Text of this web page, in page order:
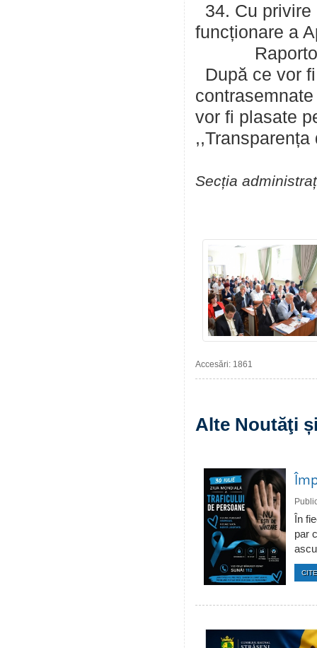
34. Cu privire
funcționare a
Raportor:
După ce vor
vor fi plasate
,,Transparența
Secția
Accesări: 1861
Alte Noutăţi
În
par